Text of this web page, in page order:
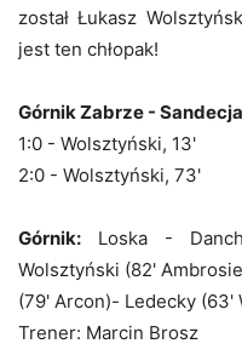
został Łukasz
jest ten chłopak!
Górnik Zabrze -
1:0 - Wolsztyński, 13'
2:0 - Wolsztyński, 73'
Górnik: Loska -
Wolsztyński (82'
(79' Arcon)- Ledecky (63'
Trener: Marcin Brosz